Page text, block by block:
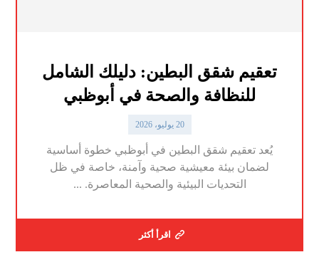
تعقيم شقق البطين: دليلك الشامل
للنظافة والصحة في أبوظبي
20 يوليو، 2026
يُعد تعقيم شقق البطين في أبوظبي خطوة أساسية
لضمان بيئة معيشية صحية وآمنة، خاصة في ظل
التحديات البيئية والصحية المعاصرة. ...
اقرأ أكثر